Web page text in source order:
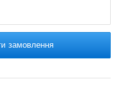
замовлення